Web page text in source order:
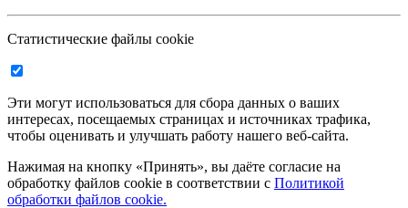
Статистические файлы cookie
Эти могут использоваться для сбора данных о ваших
интересах, посещаемых страницах и источниках трафика,
чтобы оценивать и улучшать работу нашего веб-сайта.
Нажимая на кнопку «Принять», вы даёте согласие на
обработку файлов cookie в соответствии с Политикой
обработки файлов cookie.